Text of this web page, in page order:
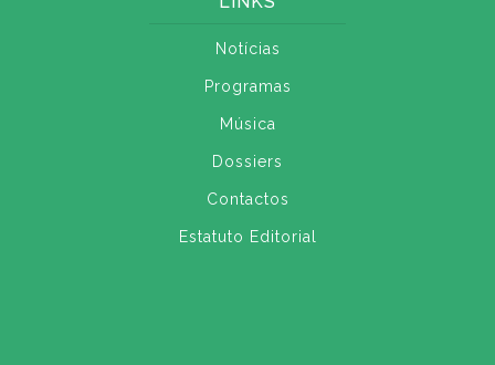
Notícias
Programas
Música
Dossiers
Contactos
Estatuto Editorial